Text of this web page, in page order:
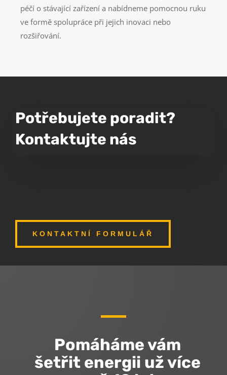
péčí o stávající zařízení a nabídneme pomocnou ruku
ve formě spolupráce při jejich inovaci nebo
rozšiřování.
Potřebujete poradit?
Kontaktujte nás
KONTAKTNÍ FORMULÁŘ
Pomáháme vám
šetřit energii už více